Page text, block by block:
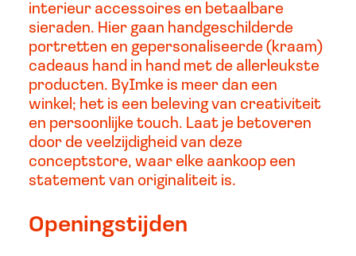
interieur accessoires en betaalbare
sieraden. Hier gaan handgeschilderde
portretten en gepersonaliseerde (kraam)
cadeaus hand in hand met de allerleukste
producten. ByImke is meer dan een
winkel; het is een beleving van creativiteit
en persoonlijke touch. Laat je betoveren
door de veelzijdigheid van deze
conceptstore, waar elke aankoop een
statement van originaliteit is.
Openingstijden